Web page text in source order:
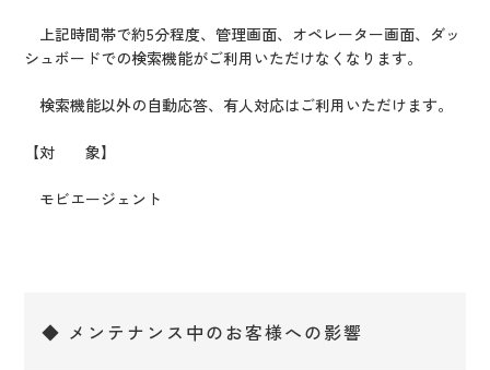
上記時間帯で約5分程度、管理画面、オペレーター画面、ダッ
シュボードでの検索機能がご利用いただけなくなります。
検索機能以外の自動応答、有人対応はご利用いただけます。
【対 象】
モビエージェント
◆ メンテナンス中のお客様への影響